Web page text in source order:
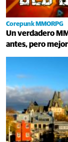
Corepunk MMORPG
Un verdadero
antes, pero